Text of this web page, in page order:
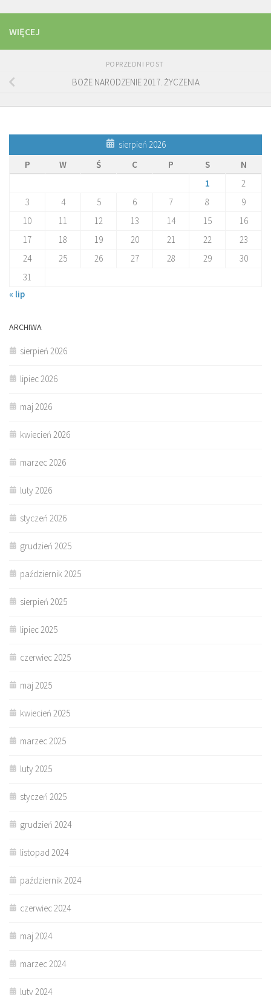
WIĘCEJ
POPRZEDNI POST
BOŻE NARODZENIE 2017. ŻYCZENIA
sierpień 2026
P
W Ś C P S
N
1
2
3
4 5 6 7 8
9
10
11 12 13 14 15
16
17
18 19 20 21 22
23
24
25 26 27 28 29
30
31
« lip
ARCHIWA
sierpień 2026
lipiec 2026
maj 2026
kwiecień 2026
marzec 2026
luty 2026
styczeń 2026
grudzień 2025
październik 2025
sierpień 2025
lipiec 2025
czerwiec 2025
maj 2025
kwiecień 2025
marzec 2025
luty 2025
styczeń 2025
grudzień 2024
listopad 2024
październik 2024
czerwiec 2024
maj 2024
marzec 2024
luty 2024